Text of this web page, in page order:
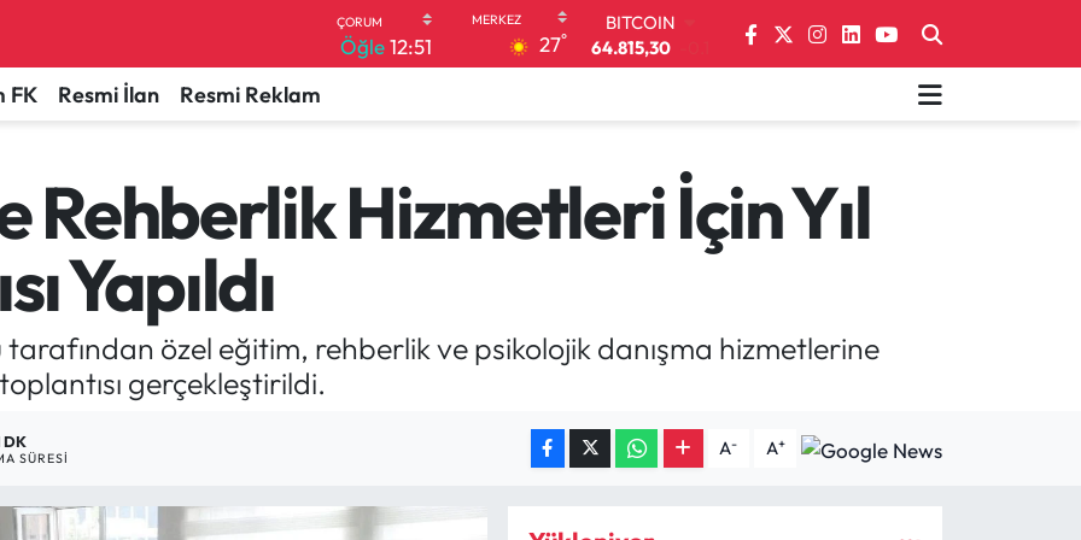
Öğle12:51 27°
DOLAR
47,7436 0.18
GRAM ALTIN
6660.55
BİST100
FK Resmi İlan Resmi Reklam
Rehberlik Hizmetleri İçin Yıl
Yapıldı
özel eğitim, rehberlik ve psikolojik danışma hizmetlerine
gerçekleştirildi.
DK
SÜRESI A- A+